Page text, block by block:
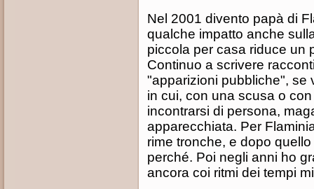
Nel 2001 divento papà di
qualche impatto anche
piccola per casa riduce un
Continuo a scrivere
"apparizioni pubbliche", se
in cui, con una scusa o
incontrarsi di persona,
apparecchiata. Per
rime tronche, e dopo
perché. Poi negli anni ho
ancora coi ritmi dei tempi